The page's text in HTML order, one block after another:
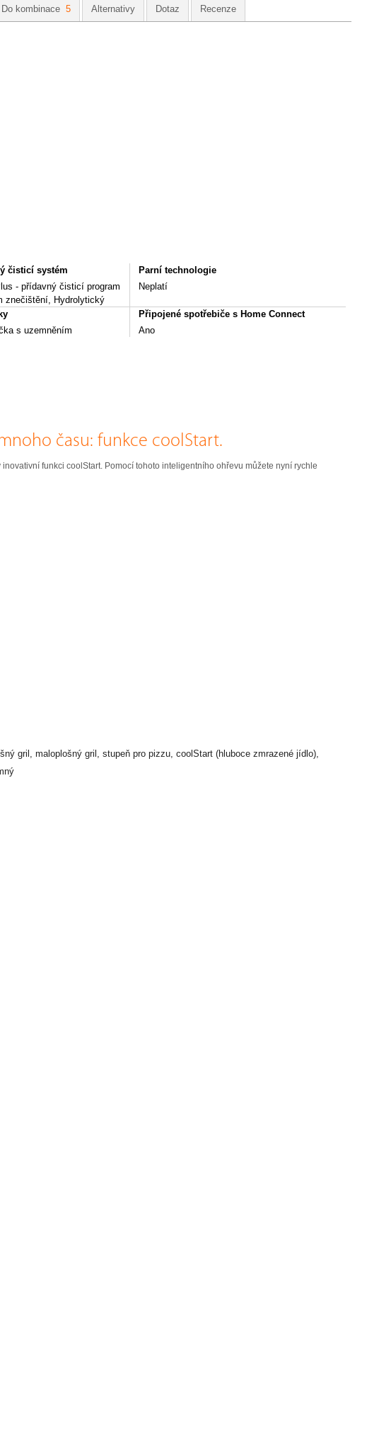
Do kombinace 5 Alternativy Dotaz Recenze
čisticí systém
- přídavný čisticí program
znečištění, Hydrolytický
Parní technologie
Neplatí
s uzemněním
Připojené spotřebiče s Home Connect
Ano
času: funkce coolStart.
funkci coolStart. Pomocí tohoto inteligentního ohřevu můžete nyní rychle
gril, maloplošný gril, stupeň pro pizzu, coolStart (hluboce zmrazené jídlo),